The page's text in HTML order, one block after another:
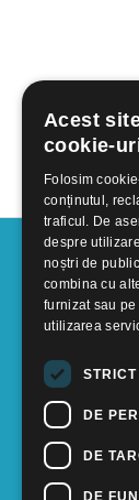
Contul meu
Autentificare
Acest
cookie-
Folosim
conținutul,
traficul. De
despre
noștri de
combina cu
furnizat sau
utilizarea
DE
DE
DE